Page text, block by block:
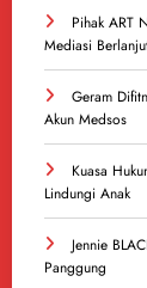
Pihak ART
Mediasi
Geram
Akun Medsos
Kuasa
Lindungi Anak
Jennie
Panggung